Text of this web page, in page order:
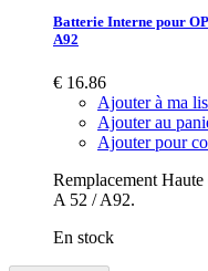
Batterie Interne pour
A92
€ 16.86
Ajouter à ma
Ajouter au
Ajouter pour
Remplacement
A 52 / A92.
En stock